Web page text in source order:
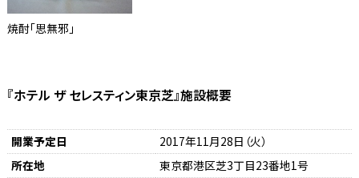
焼酎「思無邪」
『ホテル ザ セレスティン東京芝』施設概要
開業予定日
2017年11月28日（火）
所在地
東京都港区芝3丁目23番地1号